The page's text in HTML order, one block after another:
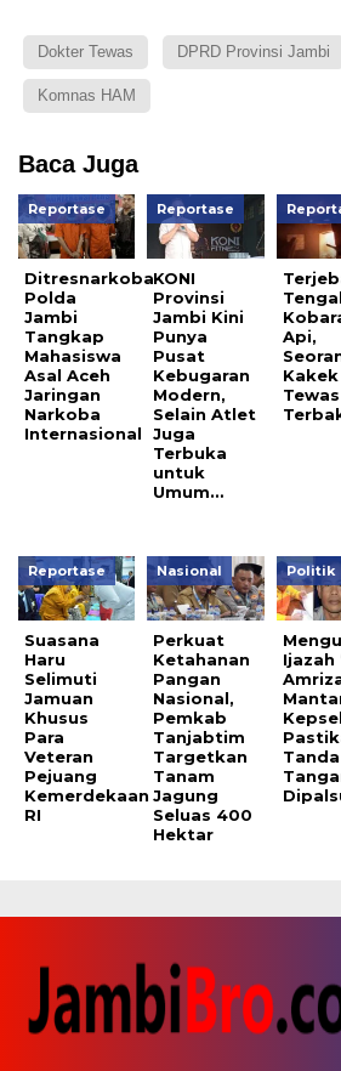
Dokter Tewas DPRD Provinsi Jambi
Komnas HAM
Baca Juga
Reportase
Ditresnarkoba
Polda
Jambi
Tangkap
Mahasiswa
Asal Aceh
Jaringan
Narkoba
Internasional
Reportase
KONI
Provinsi
Jambi Kini
Punya
Pusat
Kebugaran
Modern,
Selain Atlet
Juga
Terbuka
untuk
Umum…
Api,
Kakek
Tewas
Reportase
Suasana
Haru
Selimuti
Jamuan
Khusus
Para
Veteran
Pejuang
Kemerdekaan
RI
Nasional
Perkuat
Ketahanan
Pangan
Nasional,
Pemkab
Tanjabtim
Targetkan
Tanam
Jagung
Seluas 400
Hektar
Politik
Ijazah
Tanda